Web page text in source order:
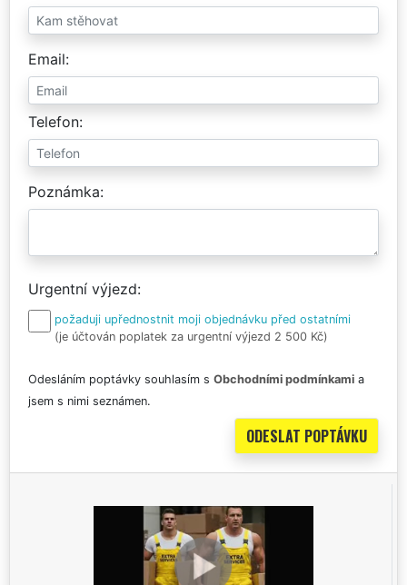
Email
Telefon
Poznámka
Urgentní výjezd
požaduji upřednostnit moji objednávku před ostatními
(je účtován poplatek za urgentní výjezd 2 500 Kč)
Odesláním poptávky souhlasím s Obchodními podmínkami a
jsem s nimi seznámen.